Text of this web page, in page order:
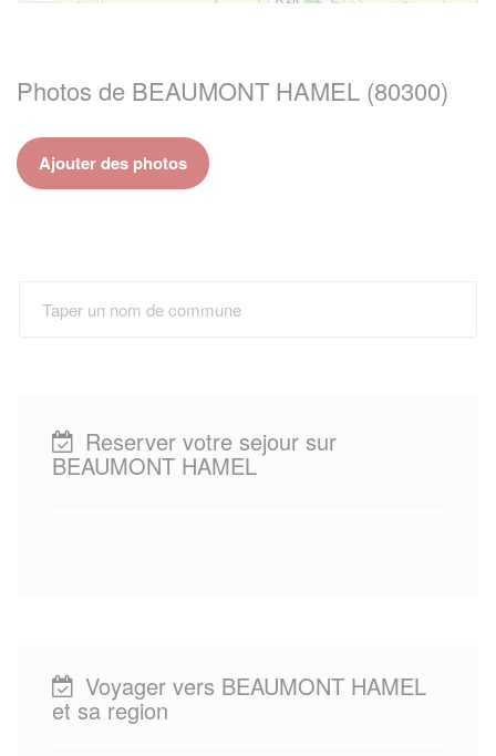
Photos de BEAUMONT HAMEL (80300)
Ajouter des photos
Reserver votre sejour sur
BEAUMONT HAMEL
Voyager vers BEAUMONT HAMEL
et sa region